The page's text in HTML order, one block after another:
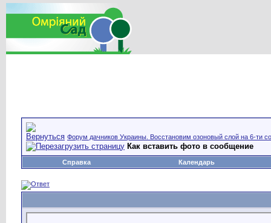
Форум дачников Украины. Восстановим озоновый слой на 6-ти
Как вставить фото в сообщение
Справка Календарь